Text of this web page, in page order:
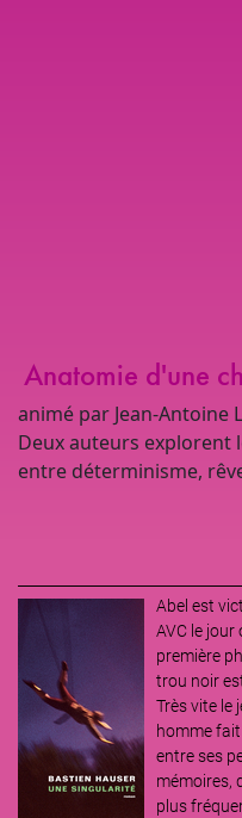
Anatomie d'une
animé par Jean-Antoine
Deuxauteurs explorent
entre déterminisme,
Image
Abel est
AVC le jour
première
trou noir
Très vite le
homme fait
entre ses
mémoires,
plus